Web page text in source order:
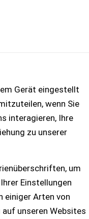
Gerät eingestellt
wenn Sie
interagieren, Ihre
zu unserer
um
Einstellungen
einiger Arten von
unseren Websites
Online-